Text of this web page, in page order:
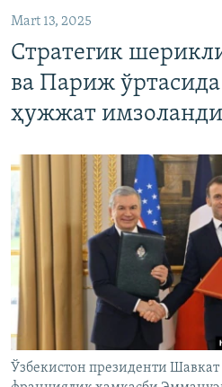
Mart 13, 2025
Стратегик
ва Париж ўртасида
ҳужжат имзоланди
Ўзбекистон президенти